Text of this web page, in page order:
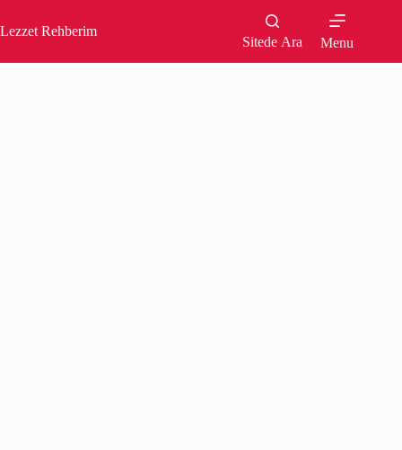
to
content
Lezzet Rehberim
Sitede Ara Menu